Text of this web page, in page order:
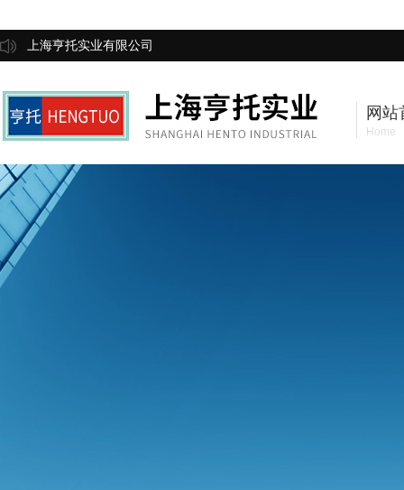
上海亨托实业有限公司
网站
Home